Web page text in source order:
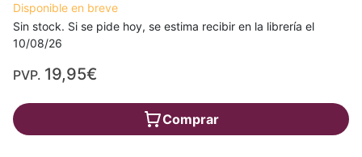
Disponible en breve
Sin stock. Si se pide hoy, se estima recibir en la librería el
10/08/26
PVP. 19,95€
Comprar